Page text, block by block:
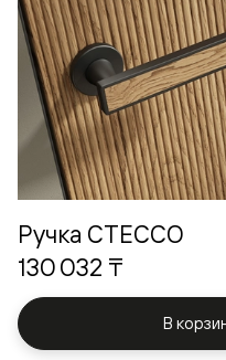
Ручка СТЕССО
130 032 ₸
В